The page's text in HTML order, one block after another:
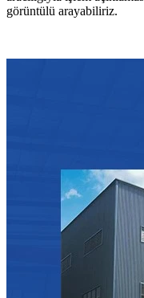
görüntülü arayabiliriz.